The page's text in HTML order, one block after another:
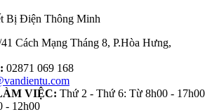
Bị Điện Thông Minh
Cách Mạng Tháng 8, P.Hòa Hưng,
02871 069 168
VIỆC: Thứ 2 - Thứ 6: Từ 8h00 - 17h00
- 12h00